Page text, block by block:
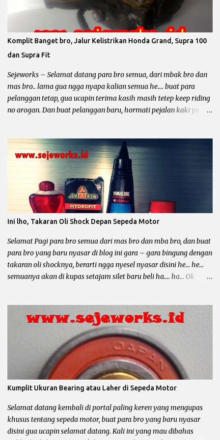
jelas simak contoh dibawah ini. Contoh Yamaha Crypton ukuran
piton standar 49 mm berarti : Overize 25 piston standar diameter
ditambah 0.25 mm maka diameter piston menjadi 49,25 mm.
Overize 50 piston standar diameter ditambah 0.50 mm maka
diameter piston menjadi 49,50 mm. Overize 75 piston standar
diameter ditambah 0.75 mm maka diameter piston menjadi 49,75
...
Komplit Banget bro, Jalur Kelistrikan Honda Grand, Supra 100
dan Supra Fit
Sejeworks – Selamat datang para bro semua, dari mbak bro dan
mas bro.. lama gua ngga nyapa kalian semua he.... buat para
pelanggan tetap, gua ucapin terima kasih masih tetep keep riding
no arogan. Dan buat pelanggan baru, hormati pejalan kaki ya
Prima, Legenda, Supra Fit dan Revo 100. Et... dah... mantep bingit
kan bro di borong semua he.... he... Sebelum kita ngomong lebih
dalam tentang kelistrikan motor – motor tersebut, gua mau
minta tolong. Dari pada nyebar berita hoak yang ngga ada
habisnya dan tidak bermanfaat bagi diri sendiri dan orang lain,
mending sebar artikel – artikel dari blog yang keren ini he..... he....
Motor Grand dan temen – temennya memang sangatlah bandel
untuk dipakai sehari – hari, mau buat bawa galon, dagang
somay atau untuk ngojek dan sampai buat jalan – jalan sore he....
he... Lho kok gitu ? Emang iya bro, karena sa...
Ini lho, Takaran Oli Shock Depan Sepeda Motor
Selamat Pagi para bro semua dari mas bro dan mba bro, dan buat
para bro yang baru nyasar di blog ini gara – gara bingung dengan
takaran oli shocknya, berarti ngga nyesel nyasar disini he… he…
semuanya akan di kupas setajam silet baru beli ha…. ha… Ok
dikesampingkan dulu ya bro... Oli shock berfungsi untuk
melumasi shockbreaker, agar membantu pegas / per shock
meredam guncangan yang disebabkan karena medan jalan yang
terjal. Disamping itu oli shock juga harus mempunyai syarat atau
sifat khusus untuk menjaga kinerja shockbreaker agar tetap
optimal. Syarat atau Sifat Oli Shock Anti Karat : oli shock harus
mempunyai zat anti karat. Anti Panas : gesekan komponen part
dari shock depan yang diakibatkan karena adanya benturan
dengan medan jalan yang terjal akan mengakibatkan panas pada
komponen / part tersebut, maka oli shock harus bisa m...
Kumplit Ukuran Bearing atau Laher di Sepeda Motor
Selamat datang kembali di portal paling keren yang mengupas
khusus tentang sepeda motor, buat para bro yang baru nyasar
disini gua ucapin selamat datang. Kali ini yang mau dibahas